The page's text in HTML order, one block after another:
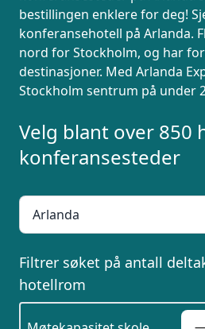
bestillingen enklere for deg!
konferansehotell på Arlanda.
nord for Stockholm, og har
destinasjoner. Med Arlanda
Stockholm sentrum på under
Velg blant over 850
konferansesteder
Filtrer søket på antall
hotellrom
enten skriftlig eller
inn skjema og du vil
ring oss på 23